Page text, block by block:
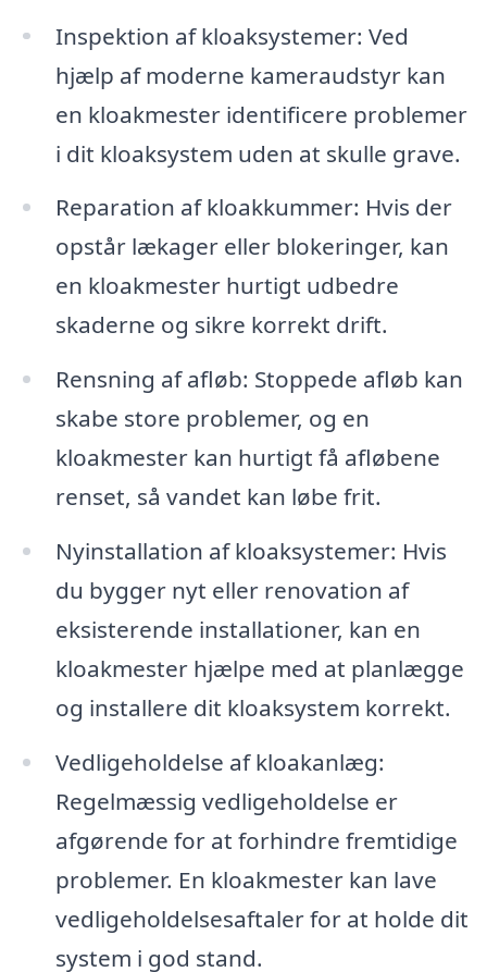
Inspektion af kloaksystemer: Ved
hjælp af moderne kameraudstyr kan
en kloakmester identificere problemer
i dit kloaksystem uden at skulle grave.
Reparation af kloakkummer: Hvis der
opstår lækager eller blokeringer, kan
en kloakmester hurtigt udbedre
skaderne og sikre korrekt drift.
Rensning af afløb: Stoppede afløb kan
skabe store problemer, og en
kloakmester kan hurtigt få afløbene
renset, så vandet kan løbe frit.
Nyinstallation af kloaksystemer: Hvis
du bygger nyt eller renovation af
eksisterende installationer, kan en
kloakmester hjælpe med at planlægge
og installere dit kloaksystem korrekt.
Vedligeholdelse af kloakanlæg:
Regelmæssig vedligeholdelse er
afgørende for at forhindre fremtidige
problemer. En kloakmester kan lave
vedligeholdelsesaftaler for at holde dit
system i god stand.